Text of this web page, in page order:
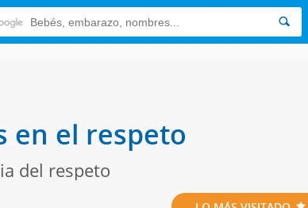
en el respeto
del respeto